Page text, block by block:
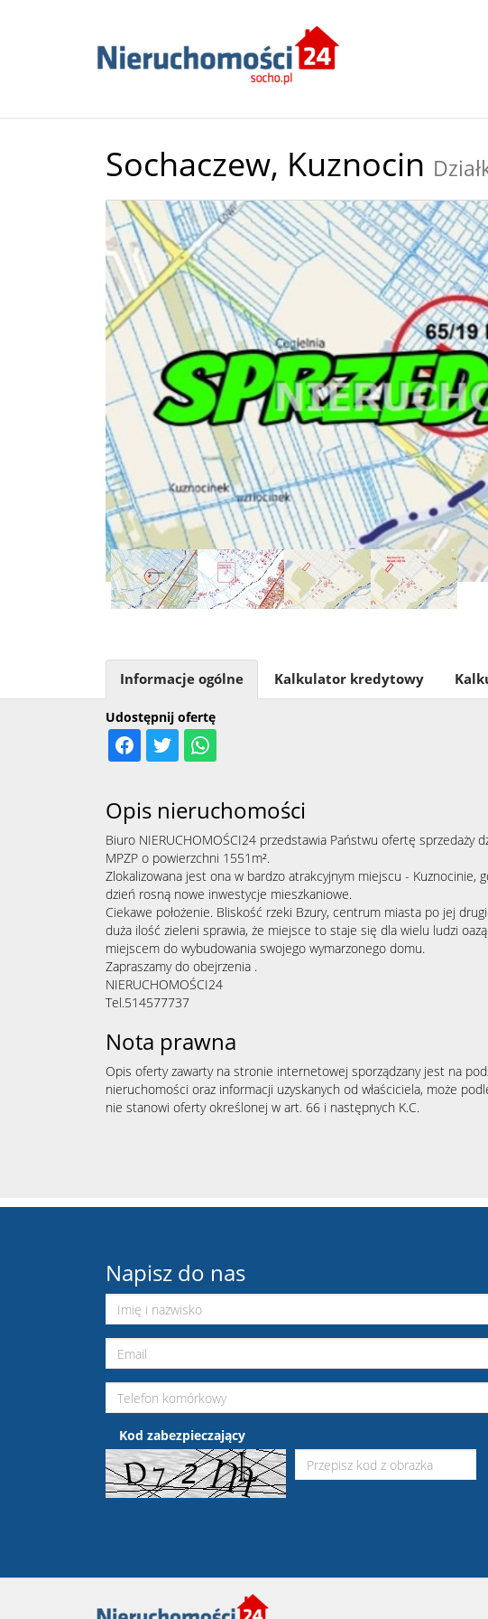
Sochaczew, Kuznocin
Udostępnij ofertę
Informacje ogólne Kalkulator kredytowy
Opis nieruchomości
Biuro NIERUCHOMOŚCI24 przedstawia Państwu ofertę sprzedaży
MPZP o powierzchni 1551m².
Zlokalizowana jest ona w bardzo atrakcyjnym miejscu - Kuznocinie,
dzień rosną nowe inwestycje mieszkaniowe.
Ciekawe położenie. Bliskość rzeki Bzury, centrum miasta po jej
duża ilość zieleni sprawia, że miejsce to staje się dla wielu ludzi
miejscem do wybudowania swojego wymarzonego domu.
Zapraszamy do obejrzenia .
NIERUCHOMOŚCI24
Tel.514577737
Nota prawna
Opis oferty zawarty na stronie internetowej sporządzany jest na
nieruchomości oraz informacji uzyskanych od właściciela, może
nie stanowi oferty określonej w art. 66 i następnych K.C.
Napisz do nas
Kod zabezpieczający